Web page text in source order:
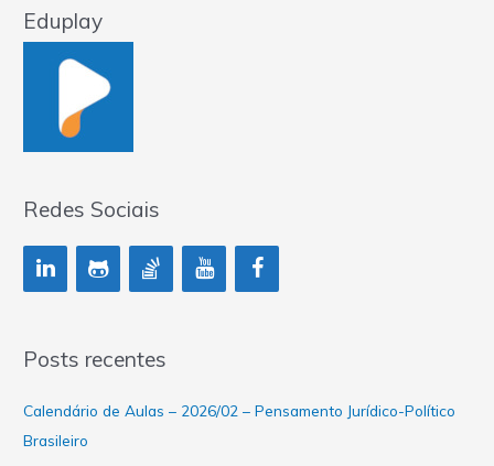
Eduplay
Redes Sociais
Posts recentes
Calendário de Aulas – 2026/02 – Pensamento Jurídico-Político
Brasileiro